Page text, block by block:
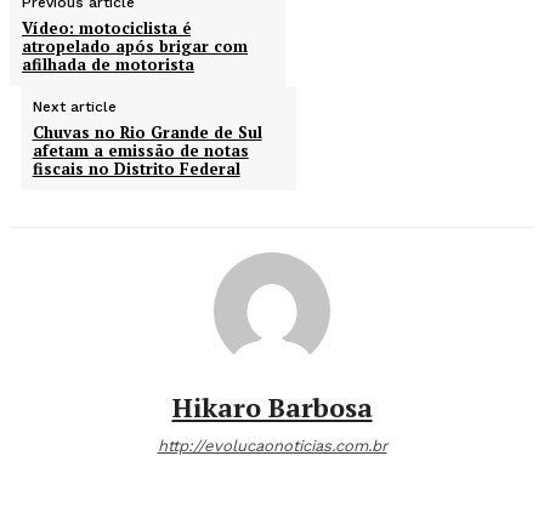
Vídeo: motociclista é
atropelado após brigar com
afilhada de motorista
Next article
Chuvas no Rio Grande de Sul
afetam a emissão de notas
fiscais no Distrito Federal
Hikaro Barbosa
http://evolucaonoticias.com.br